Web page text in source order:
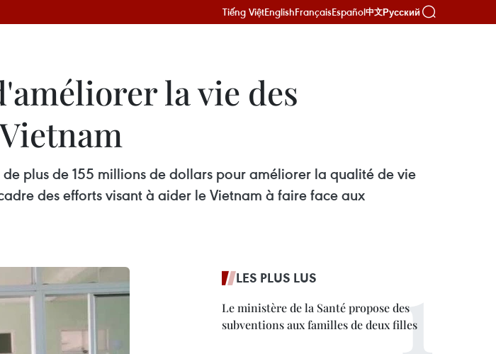
Tiếng ViệtEnglishFrançaisEspañol中文Русский
la vie des
plus de 155 millions de dollars pour améliorer la qualité de vie
des efforts visant à aider le Vietnam à faire face aux
LES PLUS LUS
Le ministère de la Santé propose des
subventions aux familles de deux filles